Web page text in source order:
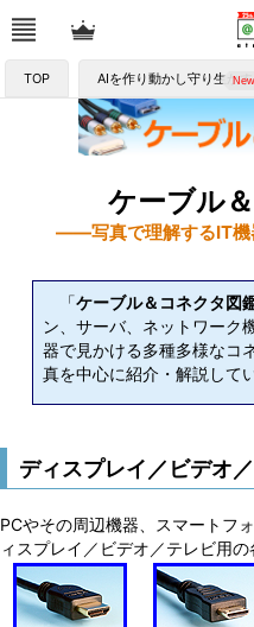
TOP AIを作り動かし守り生かす
ケーブル
――写真で理解するIT
「ケーブル＆コネクタ図
ン、サーバ、ネットワーク
器で見かける多種多様なコ
真を中心に紹介・解説して
ディスプレイ／ビデオ
PCやその周辺機器、スマートフ
ィスプレイ／ビデオ／テレビ用の